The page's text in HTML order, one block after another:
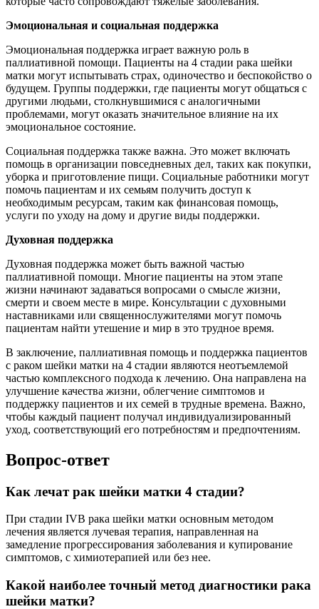
Эмоциональная и социальная поддержка
Эмоциональная поддержка играет важную роль в
паллиативной помощи. Пациенты на 4 стадии рака шейки
матки могут испытывать страх, одиночество и беспокойство о
будущем. Группы поддержки, где пациенты могут общаться с
другими людьми, столкнувшимися с аналогичными
проблемами, могут оказать значительное влияние на их
эмоциональное состояние.
Социальная поддержка также важна. Это может включать
помощь в организации повседневных дел, таких как покупки,
уборка и приготовление пищи. Социальные работники могут
помочь пациентам и их семьям получить доступ к
необходимым ресурсам, таким как финансовая помощь,
услуги по уходу на дому и другие виды поддержки.
Духовная поддержка
Духовная поддержка может быть важной частью
паллиативной помощи. Многие пациенты на этом этапе
жизни начинают задаваться вопросами о смысле жизни,
смерти и своем месте в мире. Консультации с духовными
наставниками или священнослужителями могут помочь
пациентам найти утешение и мир в это трудное время.
В заключение, паллиативная помощь и поддержка пациентов
с раком шейки матки на 4 стадии являются неотъемлемой
частью комплексного подхода к лечению. Она направлена на
улучшение качества жизни, облегчение симптомов и
поддержку пациентов и их семей в трудные времена. Важно,
чтобы каждый пациент получал индивидуализированный
уход, соответствующий его потребностям и предпочтениям.
Вопрос-ответ
Как лечат рак шейки матки 4 стадии?
При стадии IVB рака шейки матки основным методом
лечения является лучевая терапия, направленная на
замедление прогрессирования заболевания и купирование
симптомов, с химиотерапией или без нее.
Какой наиболее точный метод диагностики рака
шейки матки?